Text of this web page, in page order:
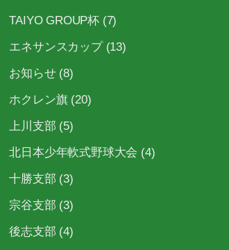
TAIYO GROUP杯 (7)
エネサンスカップ(13)
お知らせ(8)
ホクレン旗(20)
上川支部 (5)
北日本少年軟式野球大会 (4)
十勝支部 (3)
宗谷支部 (3)
後志支部 (4)